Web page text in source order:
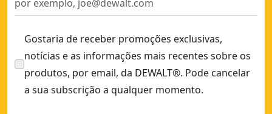
Gostaria de receber promoções exclusivas,
notícias e as informações mais recentes sobre os
produtos, por email, da DEWALT®. Pode cancelar
a sua subscrição a qualquer momento.